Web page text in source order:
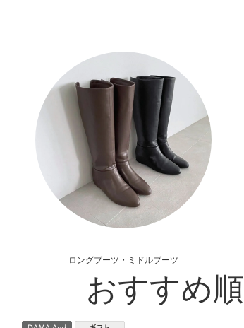
ロングブーツ・ミドルブーツ
おすすめ順